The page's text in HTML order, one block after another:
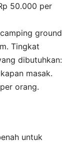
50.000 per
ground
Tingkat
dibutuhkan:
masak.
orang.
untuk